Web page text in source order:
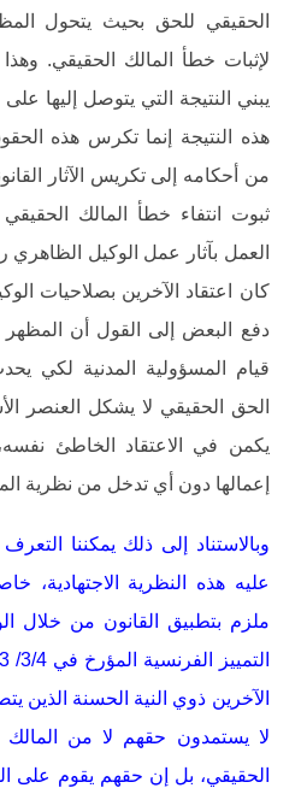
الحقيقي للحق بحيث يتحول
لإثبات خطأ المالك الحقيقي.
يبني النتيجة التي يتوصل إليها
هذه النتيجة إنما تكرس هذه
من أحكامه إلى تكريس الآثار
ثبوت انتفاء خطأ المالك
العمل بآثار عمل الوكيل الظاهري
كان اعتقاد الآخرين بصلاحيات
دفع البعض إلى القول أن المظهر
قيام المسؤولية المدنية لكي
الحق الحقيقي لا يشكل العنصر
يكمن في الاعتقاد الخاطئ
إعمالها دون أي تدخل من نظرية
وبالاستناد إلى ذلك يمكننا
عليه هذه النظرية الاجتهادية،
ملزم بتطبيق القانون من خلال
الآخرين ذوي النية الحسنة الذين
لا يستمدون حقهم لا من المالك
الحقيقي، بل إن حقهم يقوم على